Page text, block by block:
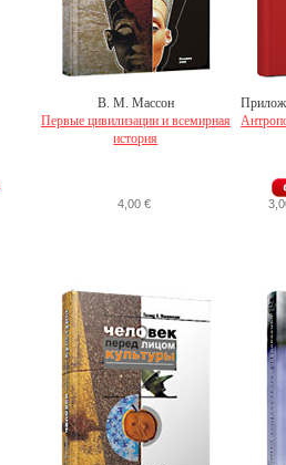
В. М. Масcон
Первые цивилизации и всемирная
история
4,00 €